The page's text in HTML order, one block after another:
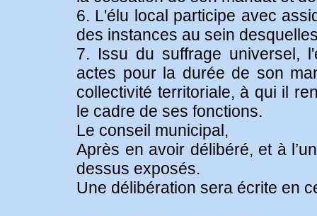
6. L'élu local participe avec
des instances au sein
7. Issu du suffrage universel,
actes pour la durée de son
collectivité territoriale, à qui il
le cadre de ses fonctions.
Le conseil municipal,
Après en avoir délibéré, et à
dessus exposés.
Une délibération sera écrite en